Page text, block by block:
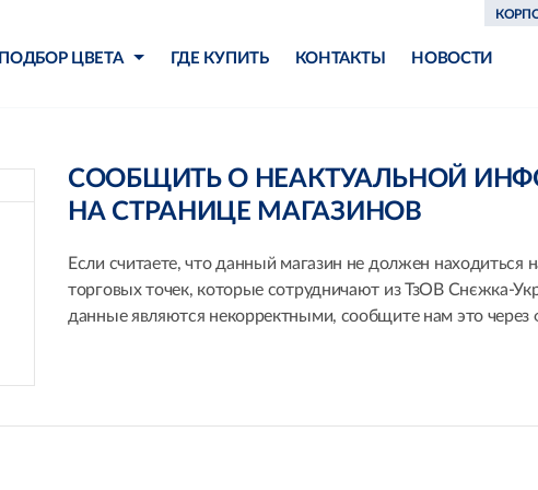
ПОДБОР ЦВЕТА ГДЕ КУПИТЬ КОНТАКТЫ НОВОСТИ
СООБЩИТЬ О НЕАКТУАЛЬНОЙ
НА СТРАНИЦЕ МАГАЗИНОВ
Если считаете, что данный магазин не должен находиться
торговых точек, которые сотрудничают из ТзОВ Снєжка-
данные являются некорректными, сообщите нам это через